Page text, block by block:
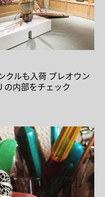
クルも入荷 プレオウン
の内部をチェック